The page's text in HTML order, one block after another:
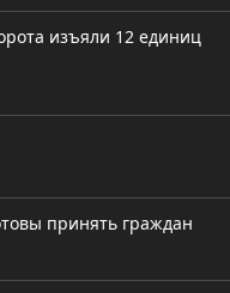
изъяли 12 единиц
принять граждан